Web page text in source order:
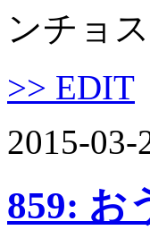
ンチョ
>> EDIT
2015-03-
859: お